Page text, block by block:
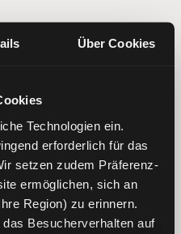
Über Cookies
Technologien ein.
erforderlich für das
setzen zudem Präferenz-
ermöglichen, sich an
Region) zu erinnern.
Besucherverhalten auf
Vorteile vom
LYNX